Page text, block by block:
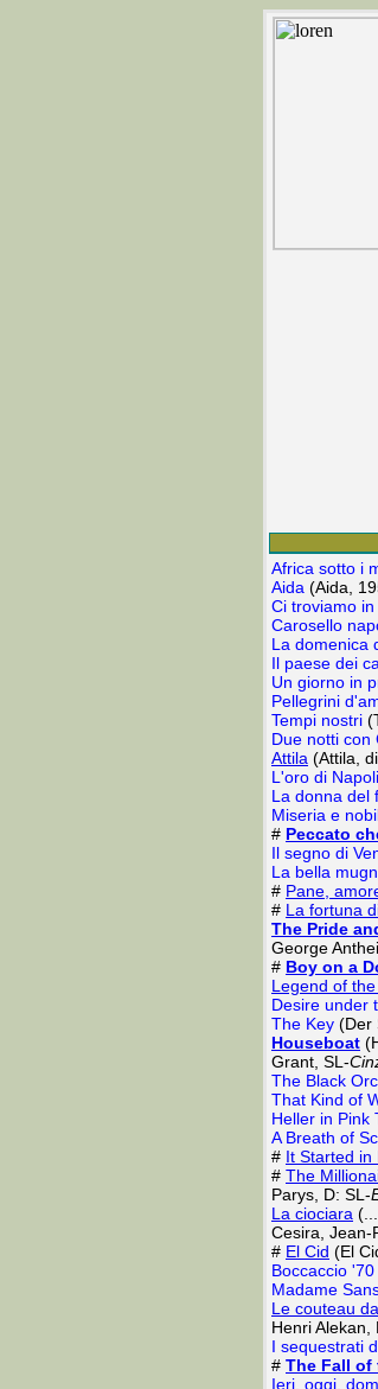
Africa sotto i
Aida (Aida,
Ci troviamo in
Carosello
La domenica
Il paese dei
Un giorno in
Pellegrini
Tempi nostri
Due notti con
Attila (Attila,
L'oro di Napoli
La donna del
Miseria e
# Peccato
Il segno di
La bella
# Pane,
# La fortuna
The Pride
George
# Boy on a
Legend of
Desire under
The Key (Der
Houseboat
Grant, SL-
The Black
That Kind of
Heller in Pink
A Breath of
# It Started in
# The
Parys, D: SL-
La ciociara
Cesira, Jean-
# El Cid (El
Boccaccio '70
Madame
Le couteau
Henri Alekan,
I sequestrati
# The Fall of
Ieri, oggi,